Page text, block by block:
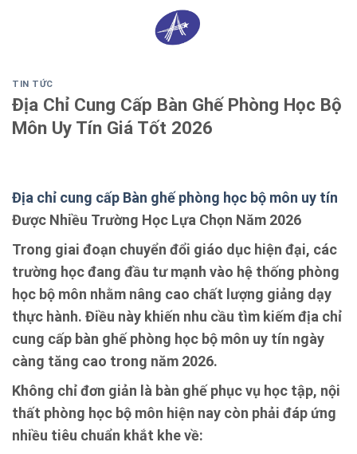
TIN TỨC
Địa Chỉ Cung Cấp Bàn Ghế Phòng Học Bộ
Môn Uy Tín Giá Tốt 2026
Địa chỉ cung cấp Bàn ghế phòng học bộ môn uy tín
Được Nhiều Trường Học Lựa Chọn Năm 2026
Trong giai đoạn chuyển đổi giáo dục hiện đại, các
trường học đang đầu tư mạnh vào hệ thống phòng
học bộ môn nhằm nâng cao chất lượng giảng dạy
thực hành. Điều này khiến nhu cầu tìm kiếm địa chỉ
cung cấp bàn ghế phòng học bộ môn uy tín ngày
càng tăng cao trong năm 2026.
Không chỉ đơn giản là bàn ghế phục vụ học tập, nội
thất phòng học bộ môn hiện nay còn phải đáp ứng
nhiều tiêu chuẩn khắt khe về: